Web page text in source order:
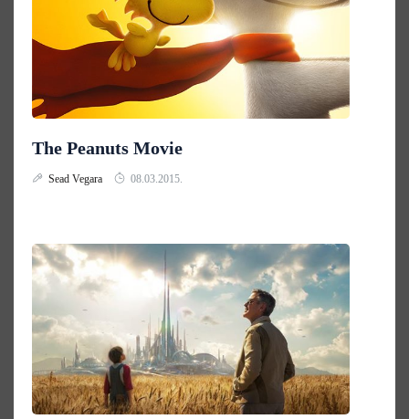
The Peanuts Movie
Sead Vegara 08.03.2015.